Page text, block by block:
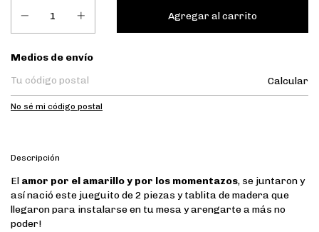
Entregas para el CP:
Medios de envío
Calcular
No sé mi código postal
Descripción
El amor por el amarillo y por los momentazos, se juntaron y
así nació este jueguito de 2 piezas y tablita de madera que
llegaron para instalarse en tu mesa y arengarte a más no
poder!